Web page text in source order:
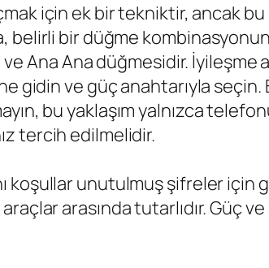
için ek bir tekniktir, ancak
belirli bir düğme
Ana Ana düğmesidir. İyileşme
gidin ve güç anahtarıyla
bu yaklaşım yalnızca
tercih edilmelidir.
koşullar unutulmuş şifreler için
arasında tutarlıdır. Güç